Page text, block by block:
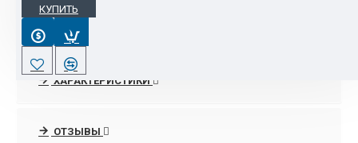
КУПИТЬ
ХАРАКТЕРИСТИКИ
ОТЗЫВЫ